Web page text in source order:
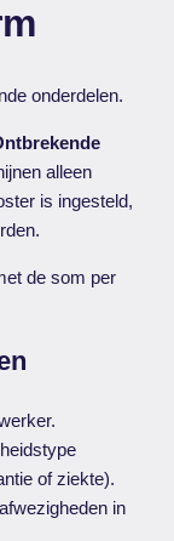
onderdelen.
alleen
is ingesteld,
de som per
of ziekte).
in